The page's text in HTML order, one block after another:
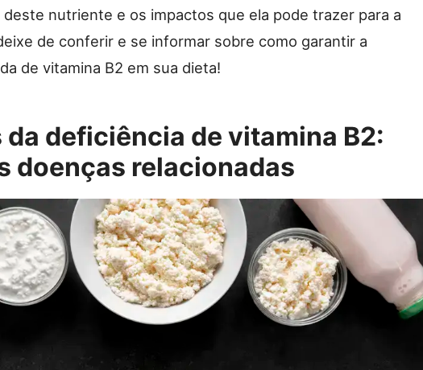
deste nutriente e os impactos que ela pode trazer para a
de conferir e se informar sobre como garantir a
de vitamina B2 em sua dieta!
da deficiência de vitamina B2:
doenças relacionadas